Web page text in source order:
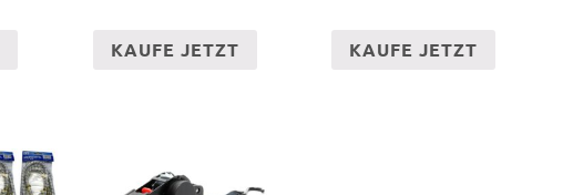
KAUFE JETZT KAUFE JETZT